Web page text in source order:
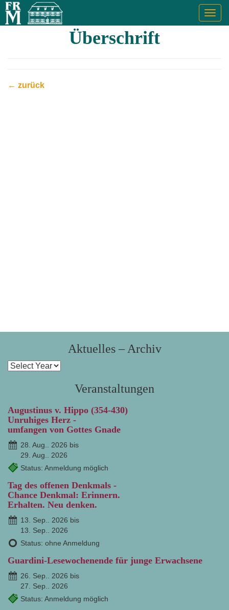
Überschrift
← zurück
Aktuelles – Archiv
Veranstaltungen
Augustinus v. Hippo (354-430)
Unruhiges Herz -
umfangen von Gottes Gnade
28. Aug.. 2026 bis
29. Aug.. 2026
Status: Anmeldung möglich
Tag des offenen Denkmals -
Chance Denkmal: Erinnern.
Erhalten. Neu denken.
13. Sep.. 2026 bis
13. Sep.. 2026
Status: ohne Anmeldung
Guardini-Lesewochenende für junge Erwachsene
26. Sep.. 2026 bis
27. Sep.. 2026
Status: Anmeldung möglich